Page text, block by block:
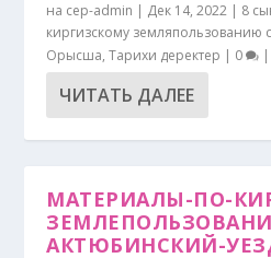
на cep-admin | Дек 14, 2022 | 8
киргизскому земляпользованию
Орысша,Тарихи деректер | 0
ЧИТАТЬ ДАЛЕЕ
МАТЕРИАЛЫ-ПО-
АКТЮБИНСКИЙ-